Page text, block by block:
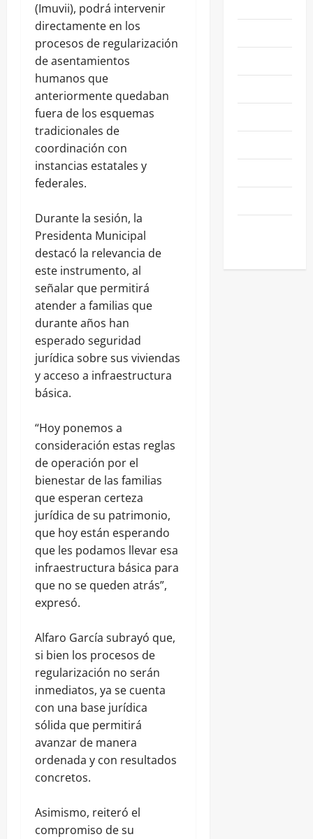
(Imuvii), podrá intervenir
directamente en los
procesos de regularización
de asentamientos
humanos que
anteriormente quedaban
fuera de los esquemas
tradicionales de
coordinación con
instancias estatales y
federales.
Durante la sesión, la
Presidenta Municipal
destacó la relevancia de
este instrumento, al
señalar que permitirá
atender a familias que
durante años han
esperado seguridad
jurídica sobre sus viviendas
y acceso a infraestructura
básica.
“Hoy ponemos a
consideración estas reglas
de operación por el
bienestar de las familias
que esperan certeza
jurídica de su patrimonio,
que hoy están esperando
que les podamos llevar esa
infraestructura básica para
que no se queden atrás”,
expresó.
Alfaro García subrayó que,
si bien los procesos de
regularización no serán
inmediatos, ya se cuenta
con una base jurídica
sólida que permitirá
avanzar de manera
ordenada y con resultados
concretos.
Asimismo, reiteró el
compromiso de su